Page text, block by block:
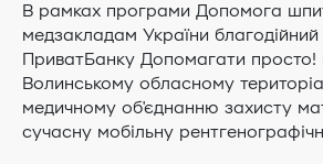
В рамках програми Допомога
медзакладам України
ПриватБанку Допомагати просто!
Волинському обласному
медичному об'єднанню захисту
сучасну мобільну